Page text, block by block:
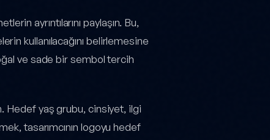
ayrıntılarını paylaşın. Bu,
kullanılacağını belirlemesine
ve sade bir sembol tercih
Hedef yaş grubu, cinsiyet, ilgi
tasarımcının logoyu hedef